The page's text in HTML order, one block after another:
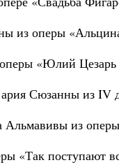
из оперы
«Юлий Цезарь
Сюзанны из IV
из
«Так поступают